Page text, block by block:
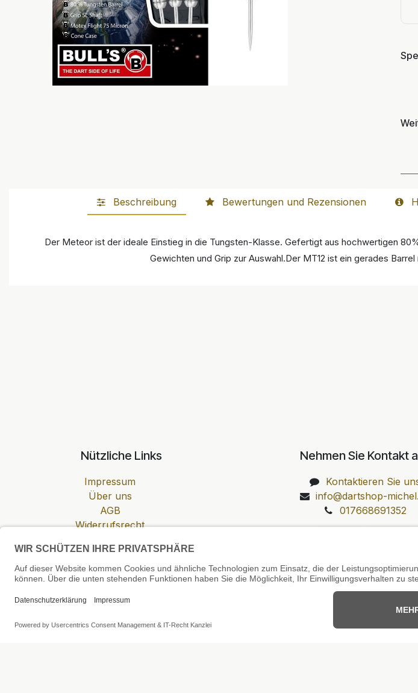
Beschreibung Bewertungen und Rezensionen
Der Meteor ist der ideale Einstieg in die Tungsten-Klasse. Gefertigt aus hochwertigen
Gewichten und Grip zur Auswahl.Der MT12 ist ein gerades
Nützliche Links
Impressum
Über uns
AGB
Widerrufsrecht
Zahlung & Versand
Cookie-Einstellungen
Nehmen Sie Kontakt
Kontaktieren Sie
info@dartshop-
017668691352